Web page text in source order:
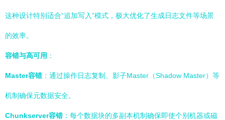
这种设计特别适合“追加写入”模式，极大优化了生成日志文件等场景
的效率。
容错与高可用 ：
Master容错 ：通过操作日志复制、影子Master（Shadow Master）等
机制确保元数据安全。
Chunkserver容错 ：每个数据块的多副本机制确保即使个别机器或磁